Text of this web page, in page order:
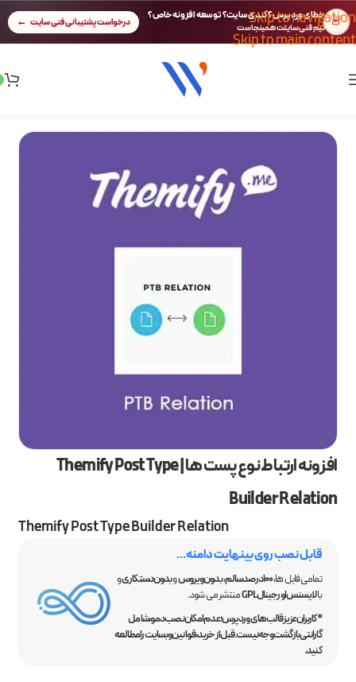
Skip to navigation
Skip to main content
🚨 خطای وردپرس؟ کندی سایت؟ توسعه افزونه خاص؟
تیم فنی سایتت همینجاست درخواست پشتیبانی فنی سایت
افزونه ارتباط نوع پست ها | Themify Post Type
Builder Relation
Themify Post Type Builder Relation
قابل نصب روی بینهایت دامنه...
تمامی فایل ها،100 درصد سالم ،بدون ویروسوبدون دستکاریو
بالایسنس اورجینال GPL
منتشر می شود.
*کاربران عزیز قالب‌های وردپرس؛ عدم امکان نصب دمو، شامل
گارانتی بازگشت وجه نیست. قبل از خرید، قوانین وبسایت را مطالعه
کنید.